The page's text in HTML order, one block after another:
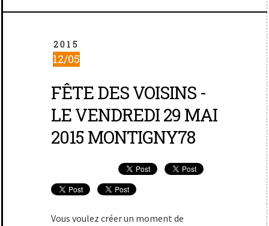
2015
12/05
FÊTE DES VOISINS -
LE VENDREDI 29 MAI
2015 MONTIGNY78
Vous voulez créer un moment de